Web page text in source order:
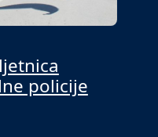
policije